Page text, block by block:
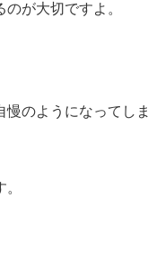
が大切ですよ。
のようになってしま